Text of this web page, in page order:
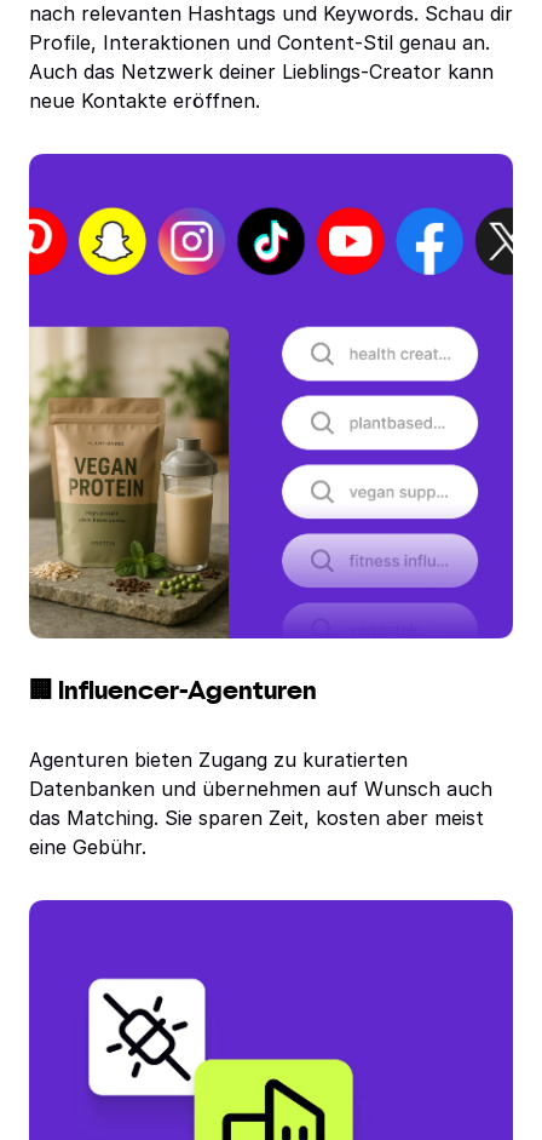
nach relevanten Hashtags und Keywords. Schau dir
Profile, Interaktionen und Content-Stil genau an.
Auch das Netzwerk deiner Lieblings-Creator kann
neue Kontakte eröffnen.
🏢 Influencer-Agenturen
Agenturen bieten Zugang zu kuratierten
Datenbanken und übernehmen auf Wunsch auch
das Matching. Sie sparen Zeit, kosten aber meist
eine Gebühr.